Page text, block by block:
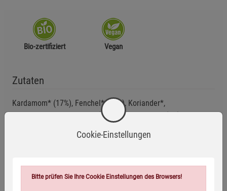
Bio-zertifiziert Vegan
Zutaten
Kardamom* (17%), Fenchel* (17%), Koriander*,
GERSTENMALZ*, Süßholz*(13%), Pfefferminze*(9%), Ingwer*
Anwendungsempfehlung
Cookie-Einstellungen
Bitte prüfen Sie Ihre Cookie Einstellungen des Browsers!